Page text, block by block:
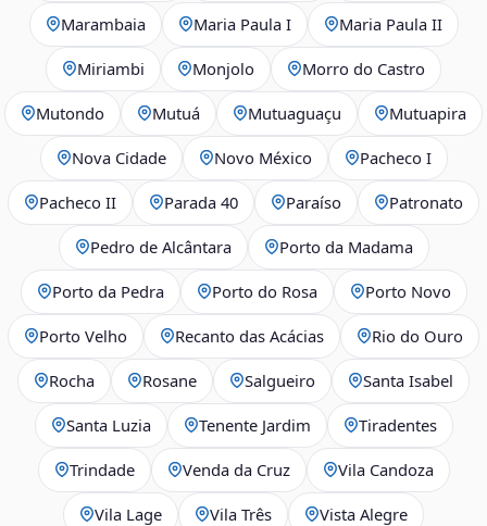
Marambaia Maria Paula I Maria Paula II
Miriambi Monjolo Morro do Castro
Mutondo Mutuá Mutuaguaçu Mutuapira
Nova Cidade Novo México Pacheco I
Pacheco II Parada 40 Paraíso Patronato
Pedro de Alcântara Porto da Madama
Porto da Pedra Porto do Rosa Porto Novo
Porto Velho Recanto das Acácias Rio do Ouro
Rocha Rosane Salgueiro Santa Isabel
Santa Luzia Tenente Jardim Tiradentes
Trindade Venda da Cruz Vila Candoza
Vila Lage Vila Três Vista Alegre